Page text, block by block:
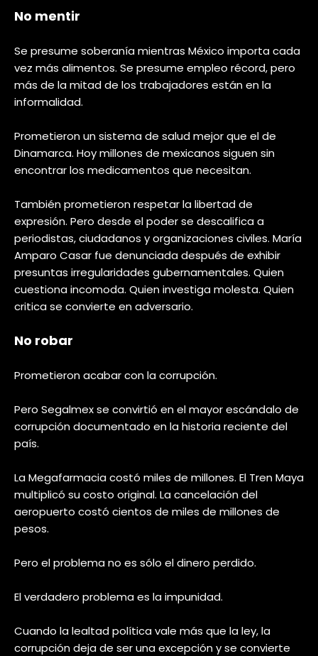
No mentir
Se presume soberanía mientras México importa cada
vez más alimentos. Se presume empleo récord, pero
más de la mitad de los trabajadores están en la
informalidad.
Prometieron un sistema de salud mejor que el de
Dinamarca. Hoy millones de mexicanos siguen sin
encontrar los medicamentos que necesitan.
También prometieron respetar la libertad de
expresión. Pero desde el poder se descalifica a
periodistas, ciudadanos y organizaciones civiles. María
Amparo Casar fue denunciada después de exhibir
presuntas irregularidades gubernamentales. Quien
cuestiona incomoda. Quien investiga molesta. Quien
critica se convierte en adversario.
No robar
Prometieron acabar con la corrupción.
Pero Segalmex se convirtió en el mayor escándalo de
corrupción documentado en la historia reciente del
país.
La Megafarmacia costó miles de millones. El Tren Maya
multiplicó su costo original. La cancelación del
aeropuerto costó cientos de miles de millones de
pesos.
Pero el problema no es sólo el dinero perdido.
El verdadero problema es la impunidad.
Cuando la lealtad política vale más que la ley, la
corrupción deja de ser una excepción y se convierte